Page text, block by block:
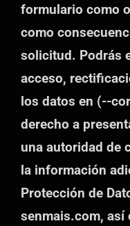
formulario como
como
solicitud. Podrás
acceso,
los datos en (--
derecho a
una autoridad de
la información
Protección de
senmais.com,